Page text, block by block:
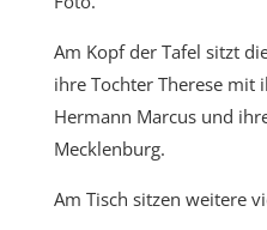
Am Kopf der Tafel sitzt
ihre Tochter Therese mit
Hermann Marcus und
Mecklenburg.
Am Tisch sitzen weitere